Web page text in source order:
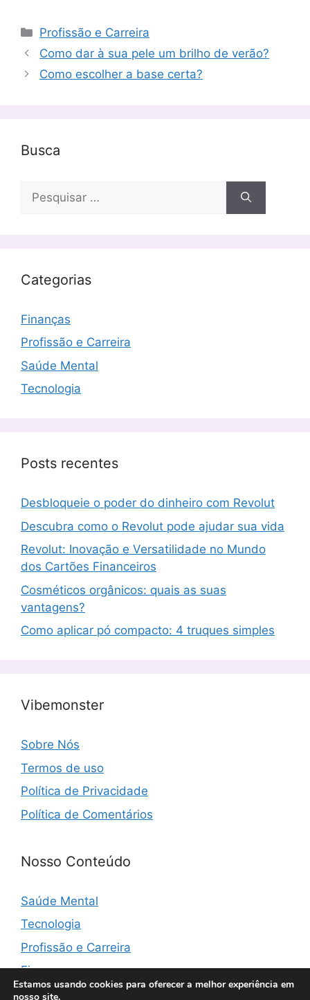
Categorias
Profissão e Carreira
Como dar à sua pele um brilho de verão?
Como escolher a base certa?
Busca
por:
Categorias
Finanças
Profissão e Carreira
Saúde Mental
Tecnologia
Posts recentes
Desbloqueie o poder do dinheiro com Revolut
Descubra como o Revolut pode ajudar sua vida
Revolut: Inovação e Versatilidade no Mundo
dos Cartões Financeiros
Cosméticos orgânicos: quais as suas
vantagens?
Como aplicar pó compacto: 4 truques simples
Vibemonster
Sobre Nós
Termos de uso
Política de Privacidade
Política de Comentários
Nosso Conteúdo
Saúde Mental
Tecnologia
Profissão e Carreira
Finanças
Estamos usando cookies para oferecer a melhor experiência em
nosso site.